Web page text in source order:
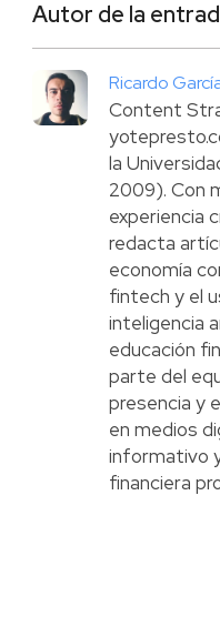
Autor de la
Ricardo
Content
la
2009). Con
experiencia
redacta
economía
fintech y el
inteligencia
educación
parte del
presencia y
en medios
informativo
financiera